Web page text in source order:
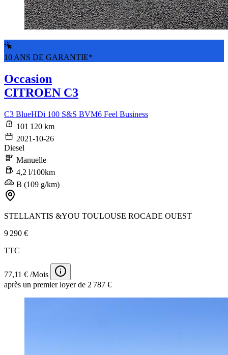
10 ANS DE GARANTIE*
Occasion
CITROEN C3
C3 BlueHDi 100 S&S BVM6 Feel Business
101 120 km
2021-10-26
Diesel
Manuelle
4,2 l/100km
B (109 g/km)
STELLANTIS &YOU TOULOUSE ROCADE OUEST
9 290 €
TTC
77,11 € /Mois
après un premier loyer de 2 787 €